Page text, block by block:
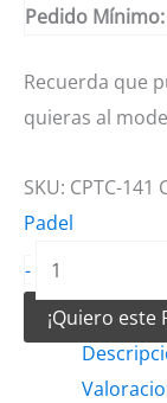
Pedido Mínimo:
Recuerda que
quieras al
SKU: CPTC-141
Padel
-
Camisetas
de
Padel
Morado
¡Quiero